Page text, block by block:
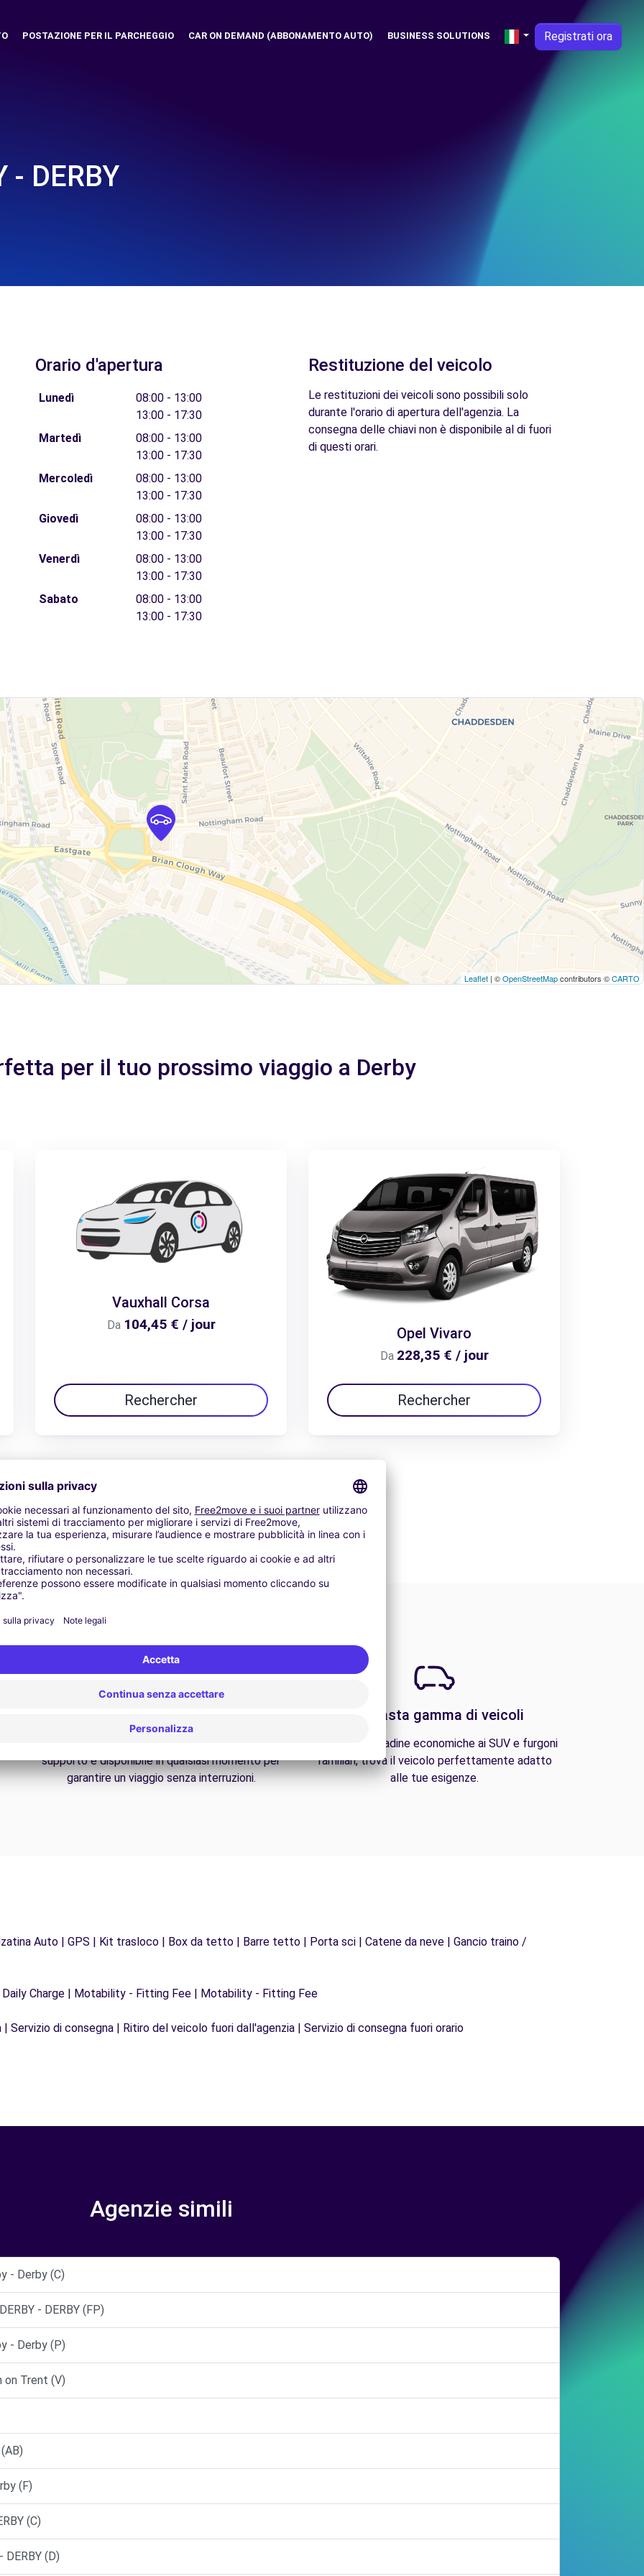
POSTAZIONE PER IL PARCHEGGIO CAR ON DEMAND (ABBONAMENTO AUTO) BUSINESS SOLUTIONS Registrati ora
- DERBY
Orario d'apertura
Lunedì
08:00 - 13:00
13:00 - 17:30
Martedì
08:00 - 13:00
13:00 - 17:30
Mercoledì
08:00 - 13:00
13:00 - 17:30
Giovedì
08:00 - 13:00
13:00 - 17:30
Venerdì
08:00 - 13:00
13:00 - 17:30
Sabato
08:00 - 13:00
13:00 - 17:30
Restituzione del veicolo
Le restituzioni dei veicoli sono possibili solo
durante l'orario di apertura dell'agenzia. La
consegna delle chiavi non è disponibile al di fuori
di questi orari.
Leaflet | ©OpenStreetMapcontributors ©CARTO
per il tuo prossimo viaggio a Derby
Vauxhall Corsa
Da 104,45 € / jour
Rechercher
Opel Vivaro
Da 228,35 € / jour
Rechercher
supporto è disponibile in qualsiasi momento per
garantire un viaggio senza interruzioni.
Una vasta gamma di veicoli
Dalle auto cittadine economiche ai SUV e furgoni
familiari, trova il veicolo perfettamente adatto
alle tue esigenze.
Auto | GPS | Kit trasloco | Box da tetto | Barre tetto | Porta sci | Catene da neve | Gancio traino /
Charge | Motability - Fitting Fee | Motability - Fitting Fee
Servizio di consegna | Ritiro del veicolo fuori dall'agenzia | Servizio di consegna fuori orario
Agenzie simili
- Derby (C)
- DERBY (FP)
- Derby (P)
on Trent (V)
(F)
(C)
DERBY (D)